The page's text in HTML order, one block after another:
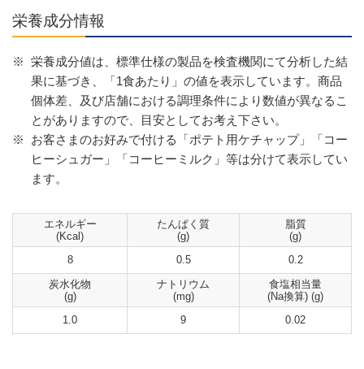
栄養成分情報
※ 栄養成分値は、標準仕様の製品を検査機関にて分析した結
果に基づき、「1食あたり」の値を表示しています。商品
個体差、及び店舗における調理条件により数値が異なるこ
とがありますので、目安としてお考え下さい。
※
お客さまのお好みで付ける「ポテト用ケチャップ」「コー
ヒーシュガー」「コーヒーミルク」等は分けて表示してい
ます。
エネルギー
(Kcal)
8
たんぱく質
(g)
0.5
脂質
(g)
0.2
炭水化物
(g)
1.0
ナトリウム
(mg)
9
食塩相当量
(Na換算) (g)
0.02